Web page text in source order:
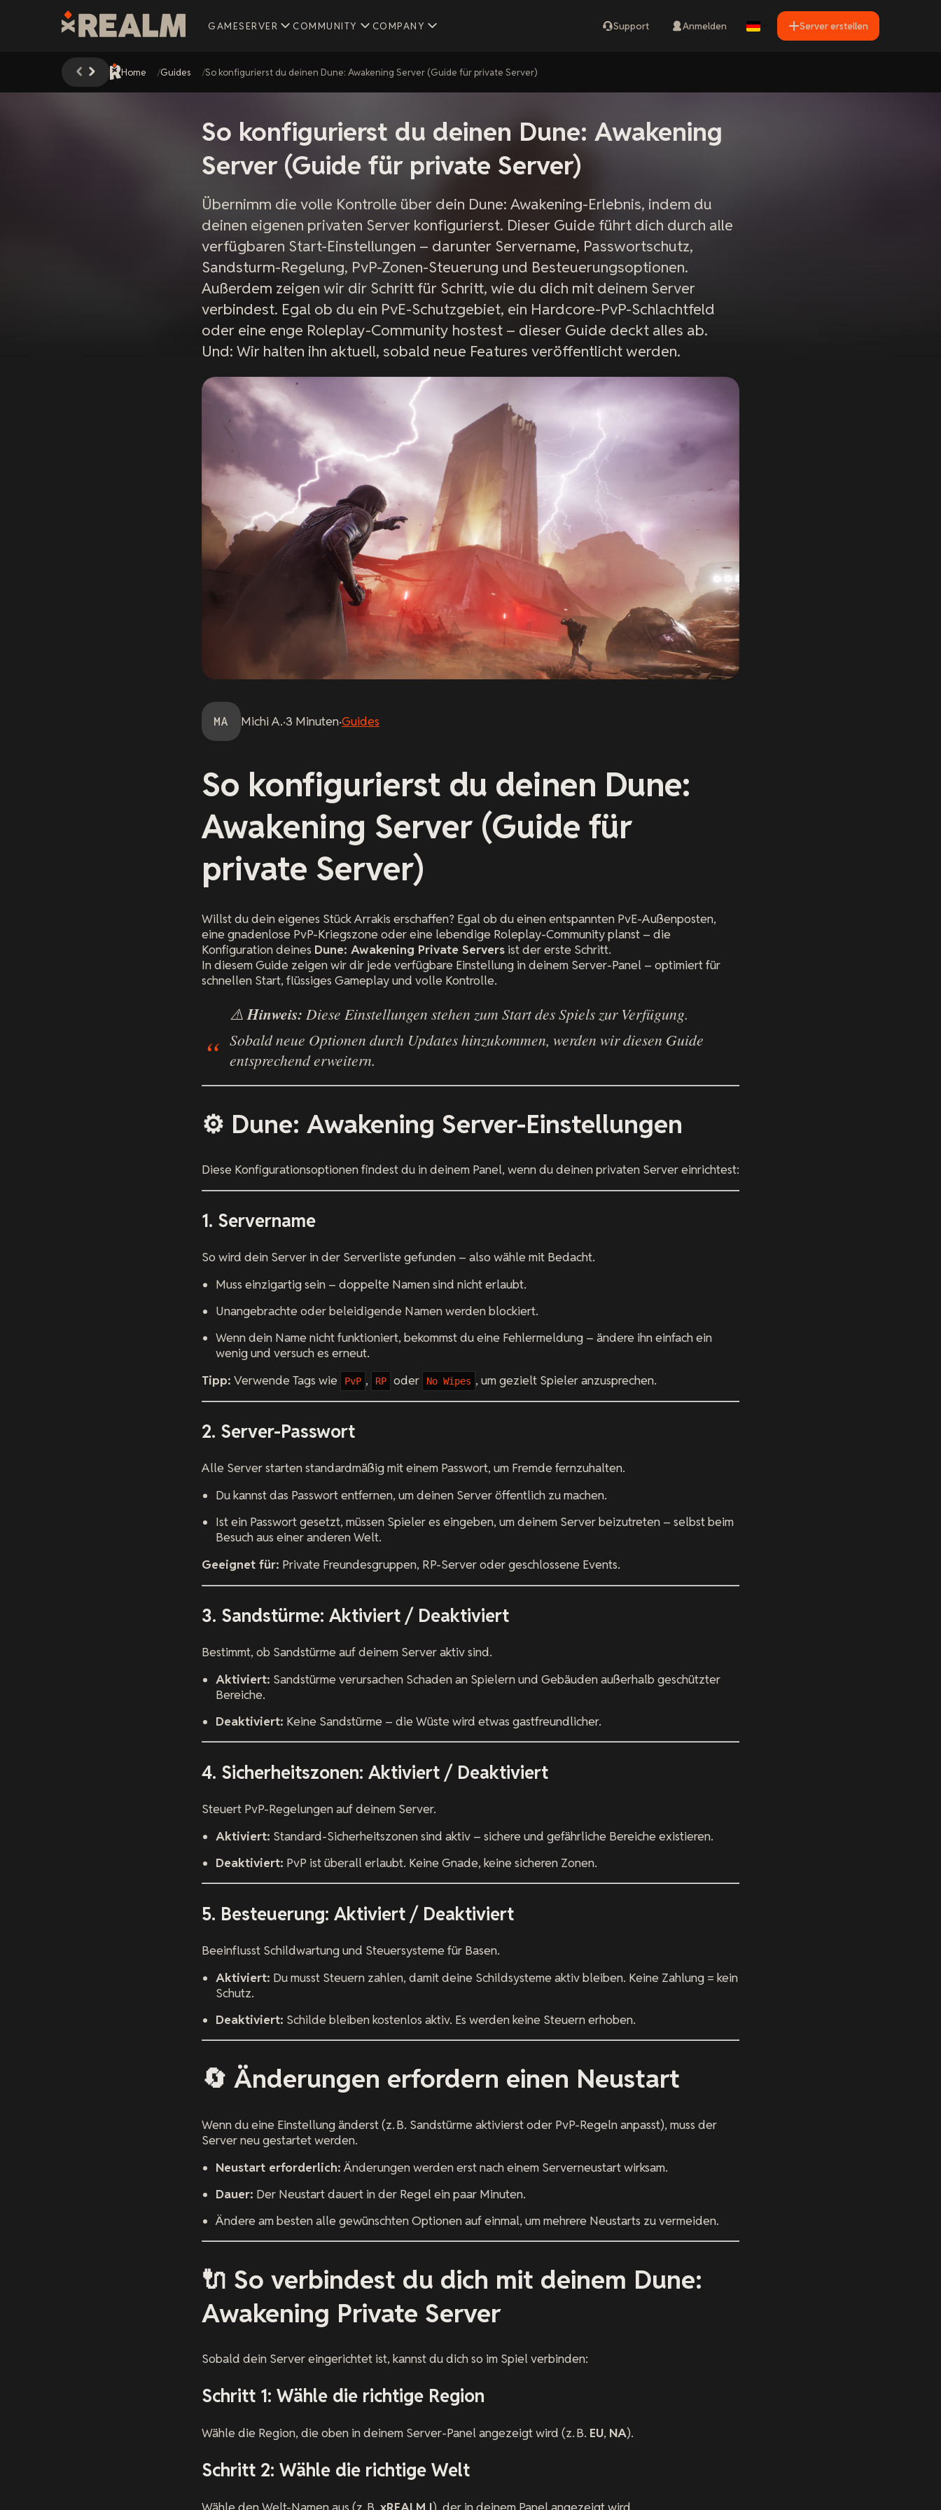
GAMESERVER COMMUNITY COMPANY Support Anmelden Server erstellen
Home Guides So konfigurierst du deinen Dune: Awakening Server (Guide für private Server)
So konfigurierst du deinen Dune: Awakening
Server (Guide für private Server)
Übernimm die volle Kontrolle über dein Dune: Awakening-Erlebnis, indem du
deinen eigenen privaten Server konfigurierst. Dieser Guide führt dich durch alle
verfügbaren Start-Einstellungen – darunter Servername, Passwortschutz,
Sandsturm-Regelung, PvP-Zonen-Steuerung und Besteuerungsoptionen.
Außerdem zeigen wir dir Schritt für Schritt, wie du dich mit deinem Server
verbindest. Egal ob du ein PvE-Schutzgebiet, ein Hardcore-PvP-Schlachtfeld
oder eine enge Roleplay-Community hostest – dieser Guide deckt alles ab.
Und: Wir halten ihn aktuell, sobald neue Features veröffentlicht werden.
MA MichiA.·3 Minuten·Guides
So konfigurierst du deinen Dune:
Awakening Server (Guide für
private Server)
Willst du dein eigenes Stück Arrakis erschaffen? Egal ob du einen entspannten PvE-Außenposten,
eine gnadenlose PvP-Kriegszone oder eine lebendige Roleplay-Community planst – die
Konfiguration deines Dune: Awakening Private Servers ist der erste Schritt.
In diesem Guide zeigen wir dir jede verfügbare Einstellung in deinem Server-Panel – optimiert für
schnellen Start, flüssiges Gameplay und volle Kontrolle.
⚠️ Hinweis: Diese Einstellungen stehen zum Start des Spiels zur Verfügung.
Sobald neue Optionen durch Updates hinzukommen, werden wir diesen Guide
entsprechend erweitern.
⚙️ Dune: Awakening Server-Einstellungen
Diese Konfigurationsoptionen findest du in deinem Panel, wenn du deinen privaten Server einrichtest:
1. Servername
So wird dein Server in der Serverliste gefunden – also wähle mit Bedacht.
Muss einzigartig sein – doppelte Namen sind nicht erlaubt.
Unangebrachte oder beleidigende Namen werden blockiert.
Wenn dein Name nicht funktioniert, bekommst du eine Fehlermeldung – ändere ihn einfach ein
wenig und versuch es erneut.
Tipp: Verwende Tags wie PvP , RP oder No Wipes , um gezielt Spieler anzusprechen.
2. Server-Passwort
Alle Server starten standardmäßig mit einem Passwort, um Fremde fernzuhalten.
Du kannst das Passwort entfernen, um deinen Server öffentlich zu machen.
Ist ein Passwort gesetzt, müssen Spieler es eingeben, um deinem Server beizutreten – selbst beim
Besuch aus einer anderen Welt.
Geeignet für: Private Freundesgruppen, RP-Server oder geschlossene Events.
3. Sandstürme: Aktiviert / Deaktiviert
Bestimmt, ob Sandstürme auf deinem Server aktiv sind.
Aktiviert: Sandstürme verursachen Schaden an Spielern und Gebäuden außerhalb geschützter
Bereiche.
Deaktiviert: Keine Sandstürme – die Wüste wird etwas gastfreundlicher.
4. Sicherheitszonen: Aktiviert / Deaktiviert
Steuert PvP-Regelungen auf deinem Server.
Aktiviert: Standard-Sicherheitszonen sind aktiv – sichere und gefährliche Bereiche existieren.
Deaktiviert: PvP ist überall erlaubt. Keine Gnade, keine sicheren Zonen.
5. Besteuerung: Aktiviert / Deaktiviert
Beeinflusst Schildwartung und Steuersysteme für Basen.
Aktiviert: Du musst Steuern zahlen, damit deine Schildsysteme aktiv bleiben. Keine Zahlung = kein
Schutz.
Deaktiviert: Schilde bleiben kostenlos aktiv. Es werden keine Steuern erhoben.
🔄 Änderungen erfordern einen Neustart
Wenn du eine Einstellung änderst (z. B. Sandstürme aktivierst oder PvP-Regeln anpasst), muss der
Server neu gestartet werden.
Neustart erforderlich:Änderungen werden erst nach einem Serverneustart wirksam.
Dauer: Der Neustart dauert in der Regel ein paar Minuten.
Ändere am besten alle gewünschten Optionen auf einmal, um mehrere Neustarts zu vermeiden.
🔌 So verbindest du dich mit deinem Dune:
Awakening Private Server
Sobald dein Server eingerichtet ist, kannst du dich so im Spiel verbinden:
Schritt 1: Wähle die richtige Region
Wähle die Region, die oben in deinem Server-Panel angezeigt wird (z. B. EU, NA).
Schritt 2: Wähle die richtige Welt
Wähle den Welt-Namen aus (z. B. xREALM I), der in deinem Panel angezeigt wird.